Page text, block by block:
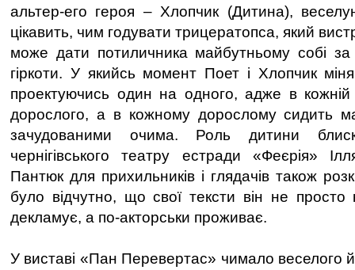
альтер-его героя – Хлопчик (Дитина),
цікавить, чим годувати трицератопса, який
може дати потиличника майбутньому собі
гіркоти. У якийсь момент Поет і Хлопчик
проектуючись один на одного, адже в
дорослого, а в кожному дорослому сидить
зачудованими очима. Роль дитини
чернігівського театру естради «Феєрія»
Пантюк для прихильників і глядачів також
було відчутно, що свої тексти він не
декламує, а по-акторськи проживає.
У виставі «Пан Перевертас» чимало веселого